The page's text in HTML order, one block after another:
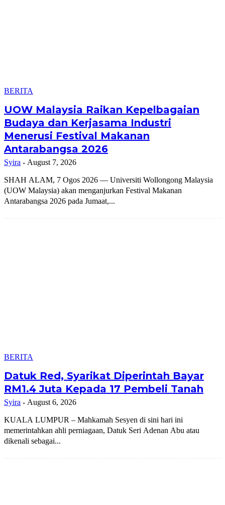
BERITA
UOW Malaysia Raikan Kepelbagaian
Budaya dan Kerjasama Industri
Menerusi Festival Makanan
Antarabangsa 2026
Syira - August 7, 2026
SHAH ALAM, 7 Ogos 2026 — Universiti Wollongong Malaysia
(UOW Malaysia) akan menganjurkan Festival Makanan
Antarabangsa 2026 pada Jumaat,...
BERITA
Datuk Red, Syarikat Diperintah Bayar
RM1.4 Juta Kepada 17 Pembeli Tanah
Syira - August 6, 2026
KUALA LUMPUR – Mahkamah Sesyen di sini hari ini
memerintahkan ahli perniagaan, Datuk Seri Adenan Abu atau
dikenali sebagai...